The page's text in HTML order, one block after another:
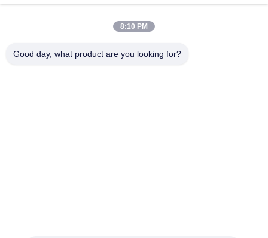
Vidéos
Visite De L'usine
8:10 PM
Good day, what product are you looking for?